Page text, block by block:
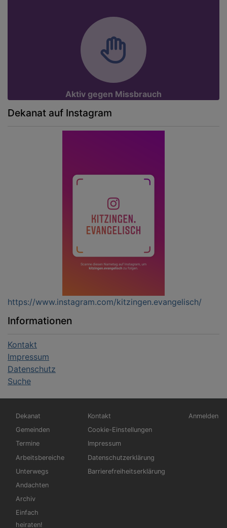
Aktiv gegen Missbrauch
Dekanat auf Instagram
https://www.instagram.com/kitzingen.evangelisch/
Informationen
Kontakt
Impressum
Datenschutz
Suche
Hauptnavigation
Dekanat
Gemeinden
Termine
Arbeitsbereiche
Unterwegs
Andachten
Archiv
Einfach
heiraten!
Fußbereichsmenü
Kontakt
Cookie-Einstellungen
Impressum
Datenschutzerklärung
Barrierefreiheitserklärung
Anmelden